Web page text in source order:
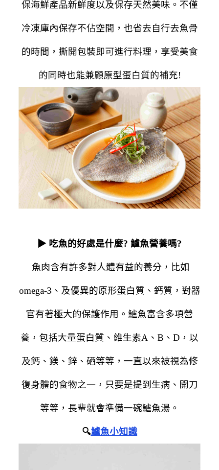
保海鮮產品新鮮度以及保存天然美味。不僅
冷凍庫內保存不佔空間，也省去自行去魚骨
的時間，撕開包裝即可進行料理，享受美食
的同時也能兼顧原型蛋白質的補充!
▶ 吃魚的好處是什麼? 鱸魚營養嗎?
魚肉含有許多對人體有益的養分，比如
omega-3、及優異的原形蛋白質、鈣質，對器
官有著極大的保護作用。 鱸魚富含多項營
養，包括大量蛋白質、 維生素A、B、D，以
及鈣、鎂、鋅、硒等等， 一直以來被視為修
復身體的食物之一，只要是提到生病、開刀
等等，長輩就會準備一碗鱸魚湯。
🔍鱸魚小知識